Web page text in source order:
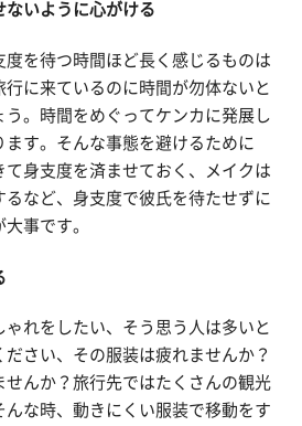
ないように心がける
度を待つ時間ほど長く感じるものは
に来ているのに時間が勿体ないと
。時間をめぐってケンカに発展し
す。そんな事態を避けるために
て身支度を済ませておく、メイクは
など、身支度で彼氏を待たせずに
事です。
れをしたい、そう思う人は多いと
さい、その服装は疲れませんか？
せんか？旅行先ではたくさんの観光
な時、動きにくい服装で移動をす